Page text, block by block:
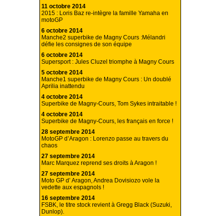
11 octobre 2014
2015 : Loris Baz re-intègre la famille Yamaha en
motoGP
6 octobre 2014
Manche2 superbike de Magny Cours :Mélandri
défie les consignes de son équipe
6 octobre 2014
Supersport : Jules Cluzel triomphe à Magny Cours
5 octobre 2014
Manche1 superbike de Magny Cours : Un doublé
Aprilia inattendu
4 octobre 2014
Superbike de Magny-Cours, Tom Sykes intraitable !
4 octobre 2014
Superbike de Magny-Cours, les français en force !
28 septembre 2014
MotoGP d’Aragon : Lorenzo passe au travers du
chaos
27 septembre 2014
Marc Marquez reprend ses droits à Aragon !
27 septembre 2014
Moto GP d’ Aragon, Andrea Dovisiozo vole la
vedette aux espagnols !
16 septembre 2014
FSBK, le titre stock revient à Gregg Black (Suzuki,
Dunlop).